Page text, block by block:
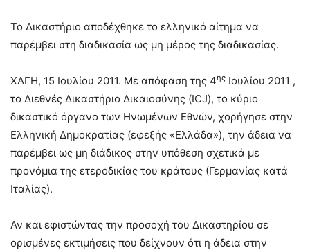
Το Δικαστήριο αποδέχθηκε το ελληνικό αίτημα να
παρέμβει στη διαδικασία ως μη μέρος της διαδικασίας.
ΧΑΓΗ, 15 Ιουλίου 2011. Με απόφαση της 4ης Ιουλίου 2011 ,
το Διεθνές Δικαστήριο Δικαιοσύνης (ICJ), το κύριο
δικαστικό όργανο των Ηνωμένων Εθνών, χορήγησε στην
Ελληνική Δημοκρατίας (εφεξής «Ελλάδα»), την άδεια να
παρέμβει ως μη διάδικος στην υπόθεση σχετικά με
προνόμια της ετεροδικίας του κράτους (Γερμανίας κατά
Ιταλίας).
Αν και εφιστώντας την προσοχή του Δικαστηρίου σε
ορισμένες εκτιμήσεις που δείχνουν ότι η άδεια στην